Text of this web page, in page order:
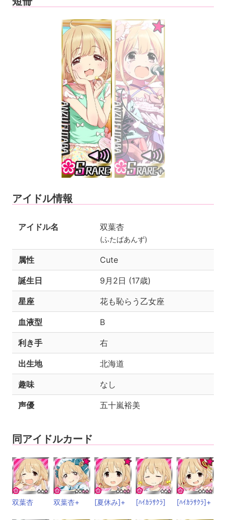
アイドル情報
アイドル名 双葉杏
(ふたばあんず)
属性 Cute
誕生日 9月2日 (17歳)
星座 花も恥らう乙女座
血液型 B
利き手 右
出生地 北海道
趣味 なし
声優 五十嵐裕美
同アイドルカード
双葉杏 双葉杏+ [夏休み]+ [ﾊｲｶﾗｻｸﾗ] [ﾊｲｶﾗｻｸﾗ]+